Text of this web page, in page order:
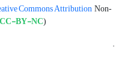
Commons Attribution Non-
CC-BY-NC)
.